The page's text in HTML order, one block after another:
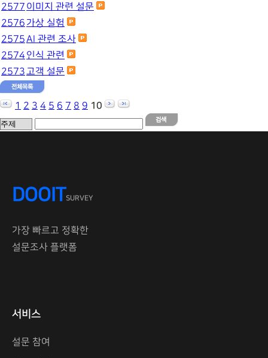
2577 이미지 관련 설문
2576 가상 실험
2575AI 관련 조사
2574인식 관련
2573고객 설문
1 2 3 4 5 6 7 8 9 10
DOOITSURVEY
가장 빠르고 정확한
설문조사 플랫폼
서비스
설문 참여